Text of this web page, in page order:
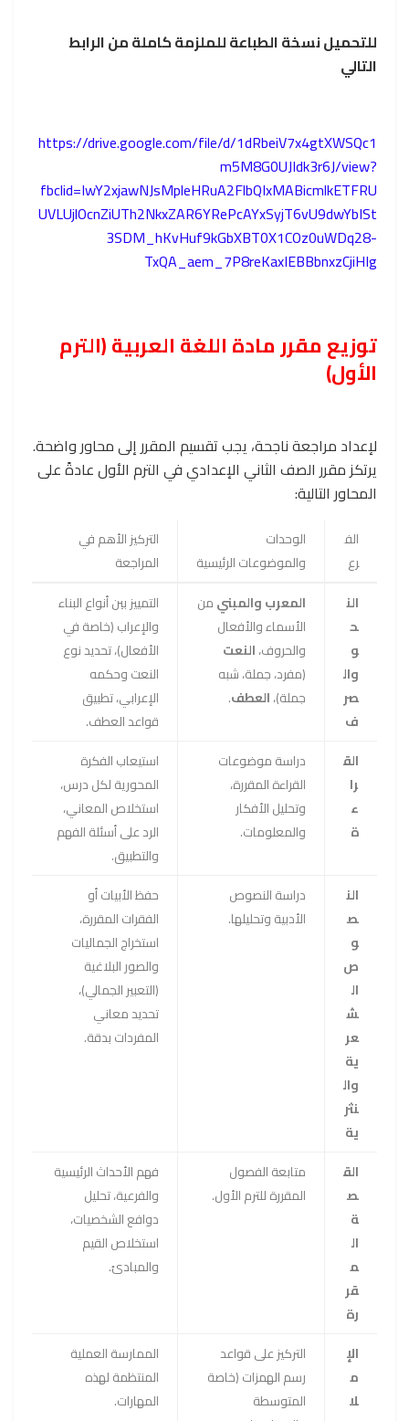
للتحميل نسخة الطباعة للملزمة كاملة من الرابط
التالي
https://drive.google.com/file/d/1dRbeiV7x4gtXWSQc1
m5M8G0UJIdk3r6J/view?
fbclid=IwY2xjawNJsMpleHRuA2FlbQIxMABicmlkETFRU
UVLUjlOcnZiUTh2NkxZAR6YRePcAYxSyjT6vU9dwYbISt
3SDM_hKvHuf9kGbXBT0X1COz0uWDq28-
TxQA_aem_7P8reKaxIEBBbnxzCjiHIg
توزيع مقرر مادة اللغة العربية (الترم
الأول)
لإعداد مراجعة ناجحة، يجب تقسيم المقرر إلى محاور واضحة.
يرتكز مقرر الصف الثاني الإعدادي في الترم الأول عادةً على
المحاور التالية:
الف
رع
الوحدات
والموضوعات الرئيسية
التركيز الأهم في
المراجعة
الن
ح
و
وال
صر
ف
المعرب والمبنيمن
الأسماء والأفعال
والحروف،النعت
(مفرد، جملة، شبه
جملة)،العطف.
التمييز بين أنواع البناء
والإعراب (خاصة في
الأفعال)، تحديد نوع
النعت وحكمه
الإعرابي، تطبيق
قواعد العطف.
الق
را
ء
ة
دراسة موضوعات
القراءة المقررة،
وتحليل الأفكار
والمعلومات.
استيعاب الفكرة
المحورية لكل درس،
استخلاص المعاني،
الرد على أسئلة الفهم
والتطبيق.
الن
ص
و
ص
ال
ش
عر
ية
وال
نثر
ية
دراسة النصوص
الأدبية وتحليلها.
حفظ الأبيات أو
الفقرات المقررة،
استخراج الجماليات
والصور البلاغية
(التعبير الجمالي)،
تحديد معاني
المفردات بدقة.
الق
ص
ة
ال
م
قر
رة
متابعة الفصول
المقررة للترم الأول.
فهم الأحداث الرئيسية
والفرعية، تحليل
دوافع الشخصيات،
استخلاص القيم
والمبادئ.
الإ
م
لا
التركيز على قواعد
رسم الهمزات (خاصة
المتوسطة
الممارسة العملية
المنتظمة لهذه
المهارات.